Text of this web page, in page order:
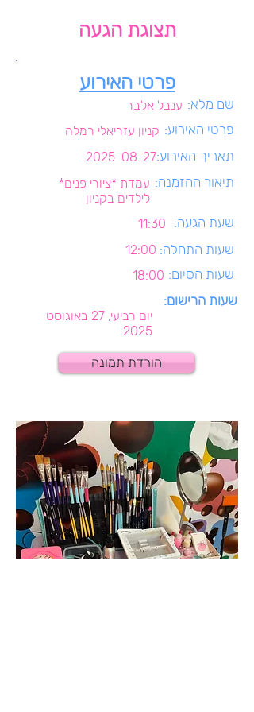
תצוגת הגעה
פרטי האירוע
ענבל אלבר שם מלא:
קניון עזריאלי רמלה פרטי האירוע:
2025-08-27תאריך האירוע:
עמדת *ציורי פנים*
לילדים בקניון
תיאור ההזמנה:
11:30 שעת הגעה:
12:00 שעות התחלה:
18:00 שעות הסיום:
שעות הרישום:
יום רביעי, 27 באוגוסט
2025
הורדת תמונה